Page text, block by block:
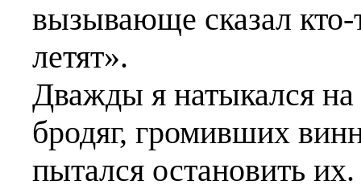
вызывающе сказал
летят».
Дважды я натыкался
бродяг, громивших
пытался остановить их.